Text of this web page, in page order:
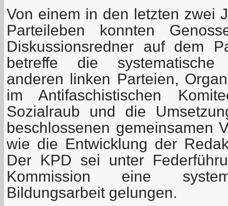
Von einem in den letzten zwei
Parteileben konnten
Diskussionsredner auf dem
betreffe die systematische
anderen linken Parteien,
im Antifaschistischen
Sozialraub und die
beschlossenen gemeinsamen
wie die Entwicklung der
Der KPD sei unter
Kommission eine
Bildungsarbeit gelungen.